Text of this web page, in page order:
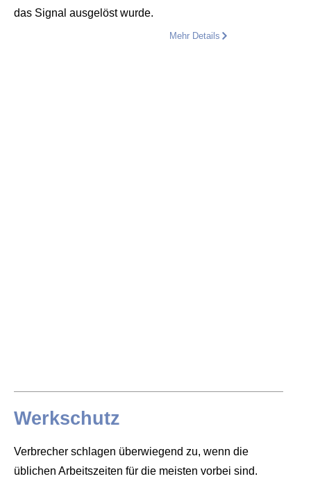
das Signal ausgelöst wurde.
Mehr Details
Werkschutz
Verbrecher schlagen überwiegend zu, wenn die
üblichen Arbeitszeiten für die meisten vorbei sind.